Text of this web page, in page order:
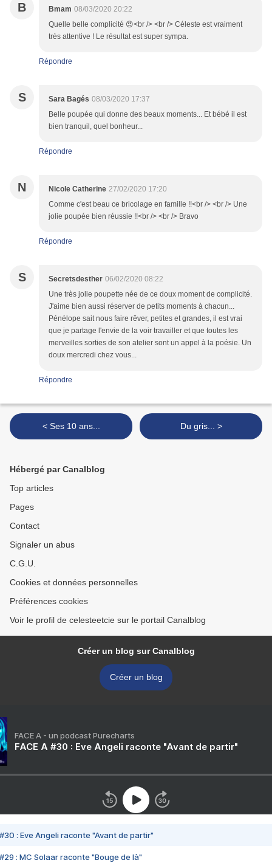
B Bmam 08/03/2020 20:22
Quelle belle complicité 😍<br /> <br /> Céleste est vraiment
très attentive ! Le résultat est super sympa.
Répondre
S Sara Bagés 08/03/2020 17:37
Belle poupée qui donne des beaux moments... Et bébé il est
bien tranquil, quel bonheur...
Répondre
N Nicole Catherine 27/02/2020 17:20
Comme c'est beau ce bricolage en famille !!<br /> <br /> Une
jolie poupée bien réussie !!<br /> <br /> Bravo
Répondre
S Secretsdesther 06/02/2020 08:22
Une très jolie poupette née de ce doux moment de complicité.
J'aime bien aussi réserver de petits moments à chacun...
Pénélope sait nous faire rêver, petites et grandes, il est vrai
que je partage l'envie de la voir travailler et que toutes les
merveilles sorties de son atelier sont un appel à la poésie. Un
doux mercredi chez vous...
Répondre
< Ses 10 ans... Du gris... >
Hébergé par Canalblog
Top articles
Pages
Contact
Signaler un abus
C.G.U.
Cookies et données personnelles
Préférences cookies
Voir le profil de celesteetcie sur le portail Canalblog
Créer un blog sur Canalblog
Créer un blog
FACE A - un podcast Purecharts
FACE A #30 : Eve Angeli raconte "Avant de partir"
#30 : Eve Angeli raconte "Avant de partir"
#29 : MC Solaar raconte "Bouge de là"